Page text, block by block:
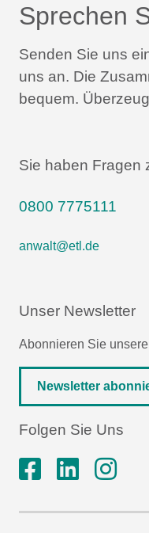
Sprechen
Senden Sie uns
uns an. Die
bequem.
Sie haben Fragen
0800 7775111
anwalt@etl.de
Unser Newsletter
Abonnieren Sie
Newsletter
Folgen Sie Uns